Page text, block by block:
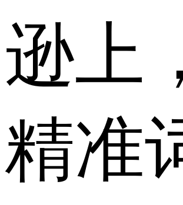
逊上
精准